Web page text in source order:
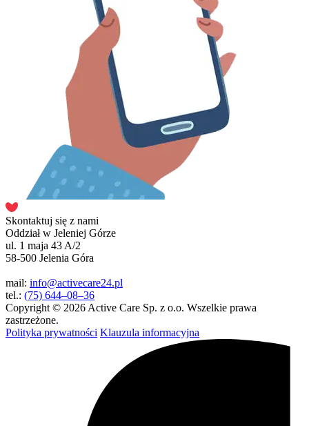
Skontaktuj się z nami
Oddział w Jeleniej Górze
ul. 1 maja 43 A/2
58-500 Jelenia Góra
mail: info@activecare24.pl
tel.: (75) 644–08–36
Copyright © 2026 Active Care Sp. z o.o. Wszelkie prawa
zastrzeżone.
Polityka prywatności Klauzula informacyjna